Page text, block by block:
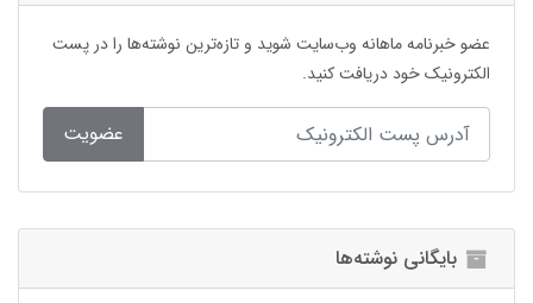
عضو خبرنامه ماهانه وب‌سایت شوید و تازه‌ترین نوشته‌ها را در پست
الکترونیک خود دریافت کنید.
عضویت
بایگانی نوشته‌ها